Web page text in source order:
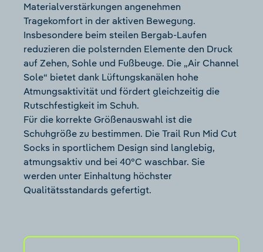
Materialverstärkungen angenehmen
Tragekomfort in der aktiven Bewegung.
Insbesondere beim steilen Bergab-Laufen
reduzieren die polsternden Elemente den Druck
auf Zehen, Sohle und Fußbeuge. Die „Air Channel
Sole“ bietet dank Lüftungskanälen hohe
Atmungsaktivität und fördert gleichzeitig die
Rutschfestigkeit im Schuh.
Für die korrekte Größenauswahl ist die
Schuhgröße zu bestimmen. Die Trail Run Mid Cut
Socks in sportlichem Design sind langlebig,
atmungsaktiv und bei 40°C waschbar. Sie
werden unter Einhaltung höchster
Qualitätsstandards gefertigt.